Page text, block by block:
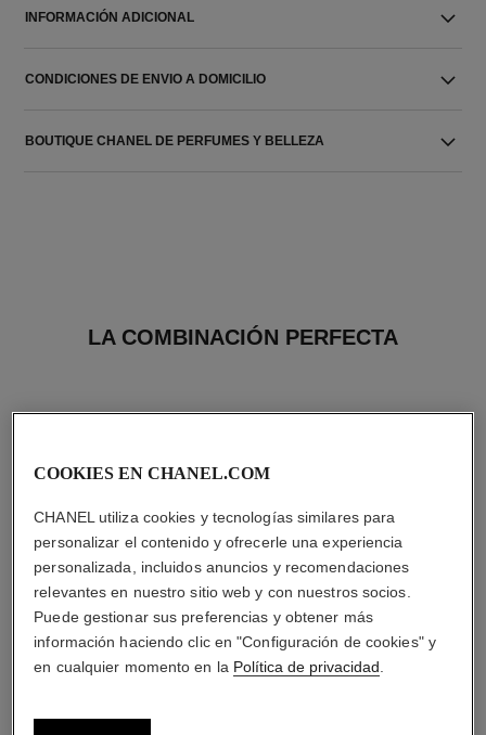
INFORMACIÓN ADICIONAL
CONDICIONES DE ENVIO A DOMICILIO
BOUTIQUE CHANEL DE PERFUMES Y BELLEZA
LA COMBINACIÓN PERFECTA
COOKIES EN CHANEL.COM
CHANEL utiliza cookies y tecnologías similares para
personalizar el contenido y ofrecerle una experiencia
personalizada, incluidos anuncios y recomendaciones
relevantes en nuestro sitio web y con nuestros socios.
Puede gestionar sus preferencias y obtener más
información haciendo clic en "Configuración de cookies" y
en cualquier momento en la Política de privacidad